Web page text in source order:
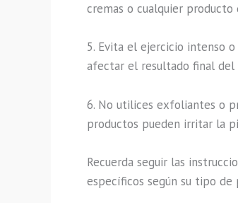
cremas o cualquier
5. Evita el ejercicio intenso
afectar el resultado final del
6. No utilices exfoliantes o
productos pueden irritar la
Recuerda seguir las
específicos según su tipo